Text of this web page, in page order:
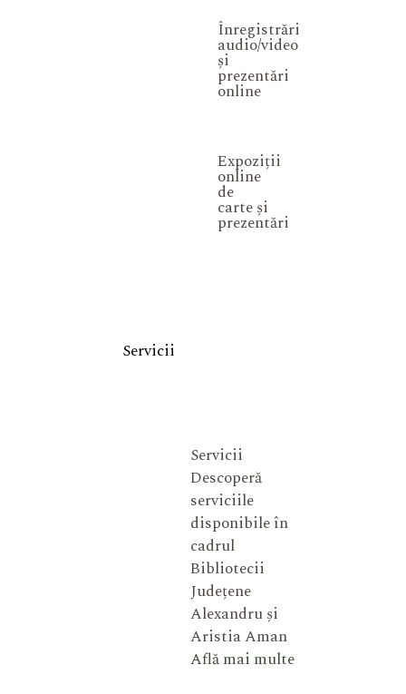
Înregistrări
audio/video
și
prezentări
online
Expoziții
online
de
carte și
prezentări
Servicii
Servicii
Descoperă
serviciile
disponibile în
cadrul
Bibliotecii
Județene
Alexandru și
Aristia Aman
Află mai multe